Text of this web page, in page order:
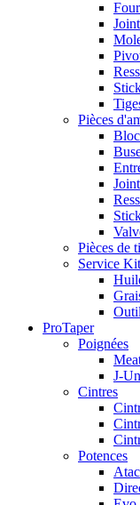
Pièces
Pièces de
Service
ProTaper
Poignées
J-
Cintres
Potences
Atac